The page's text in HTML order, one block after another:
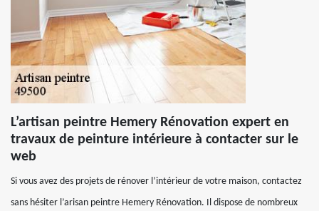
L’artisan peintre Hemery Rénovation expert en
travaux de peinture intérieure à contacter sur le
web
Si vous avez des projets de rénover l’intérieur de votre maison, contactez
sans hésiter l’arisan peintre Hemery Rénovation. Il dispose de nombreux